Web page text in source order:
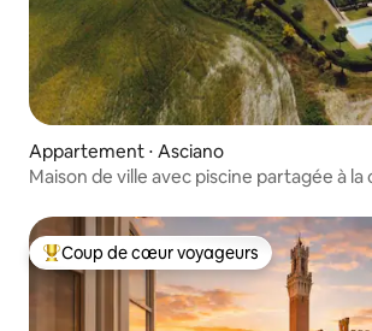
Appartement ⋅ Asciano
Maison de ville avec piscine partagée à la
Coups de cœur voyageurs les plus
Coup de cœur voyageurs